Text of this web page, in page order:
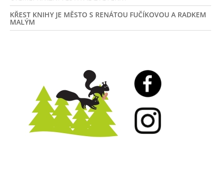
KŘEST KNIHY JE MĚSTO S RENÁTOU FUČÍKOVOU A RADKEM
MALÝM